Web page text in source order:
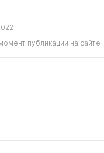
г.
публикации на сайте